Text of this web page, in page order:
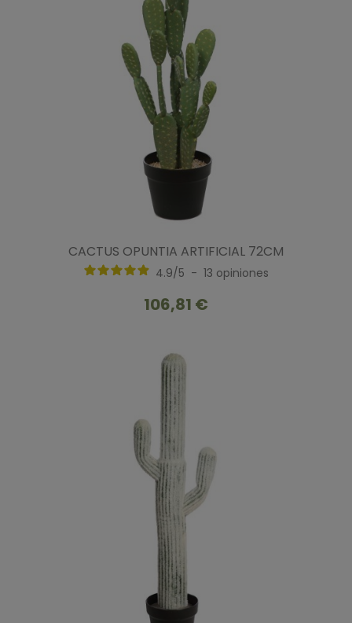
CACTUS OPUNTIA ARTIFICIAL 72CM
4.9/5 - 13 opiniones
106,81 €